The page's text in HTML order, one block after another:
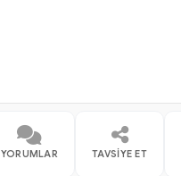
YORUMLAR TAVSIYE ET